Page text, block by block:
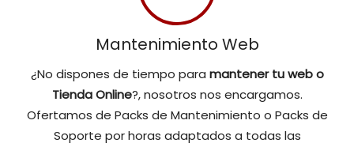
Mantenimiento Web
¿No dispones de tiempo para mantener tu web o
Tienda Online?, nosotros nos encargamos.
Ofertamos de Packs de Mantenimiento o Packs de
Soporte por horas adaptados a todas las